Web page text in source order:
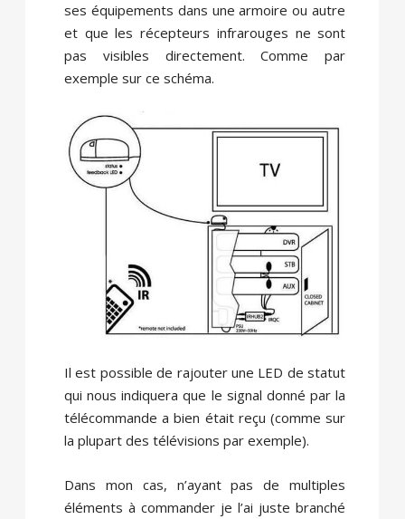
ses équipements dans une armoire ou autre
et que les récepteurs infrarouges ne sont
pas visibles directement. Comme par
exemple sur ce schéma.
Il est possible de rajouter une LED de statut
qui nous indiquera que le signal donné par la
télécommande a bien était reçu (comme sur
la plupart des télévisions par exemple).
Dans mon cas, n’ayant pas de multiples
éléments à commander je l’ai juste branché